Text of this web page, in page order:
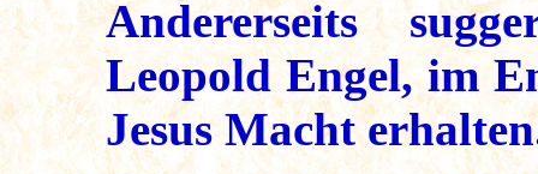
Andererseits
Leopold Engel, im
Jesus Macht